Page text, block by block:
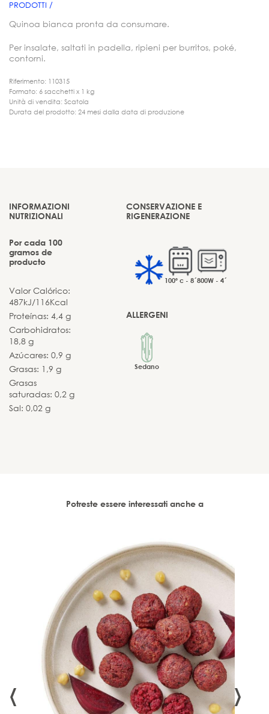
PRODOTTI /
Quinoa bianca pronta da consumare.
Per insalate, saltati in padella, ripieni per burritos, poké,
contorni.
Riferimento: 110315
Formato: 6 sacchetti x 1 kg
Unità di vendita: Scatola
Durata del prodotto: 24 mesi dalla data di produzione
INFORMAZIONI
NUTRIZIONALI
Por cada 100
gramos de
producto
Valor Calórico:
487kJ/116Kcal
Proteínas: 4,4 g
Carbohidratos:
18,8 g
Azúcares: 0,9 g
Grasas: 1,9 g
Grasas
saturadas: 0,2 g
Sal: 0,02 g
CONSERVAZIONE E
RIGENERAZIONE
100º c - 8´800W - 4´
ALLERGENI
Sedano
Potreste essere interessati anche a
‹ ›